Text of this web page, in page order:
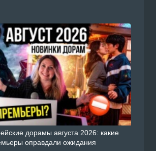
дорамы августа 2026: какие
оправдали ожидания